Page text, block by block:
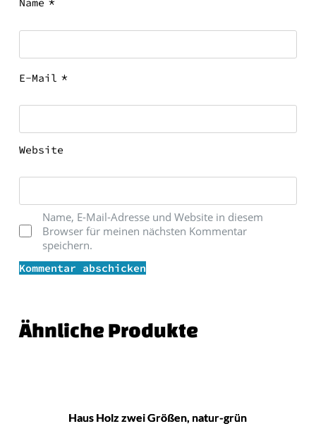
E-Mail *
Website
Name, E-Mail-Adresse und Website in diesem
Browser für meinen nächsten Kommentar
speichern.
Kommentar abschicken
Ähnliche Produkte
Haus Holz zwei Größen, natur-grün